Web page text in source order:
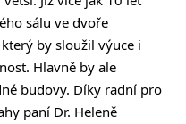
sálu ve dvoře
by sloužil výuce i
Hlavně by ale
budovy. Díky radní pro
paní Dr. Heleně